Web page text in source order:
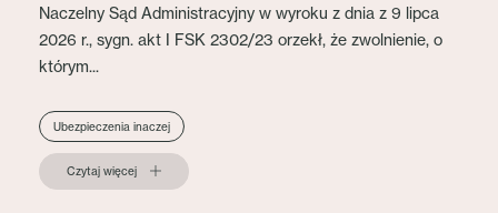
Naczelny Sąd Administracyjny w wyroku z dnia z 9 lipca
2026 r., sygn. akt I FSK 2302/23 orzekł, że zwolnienie, o
którym...
Ubezpieczenia inaczej
Czytaj więcej